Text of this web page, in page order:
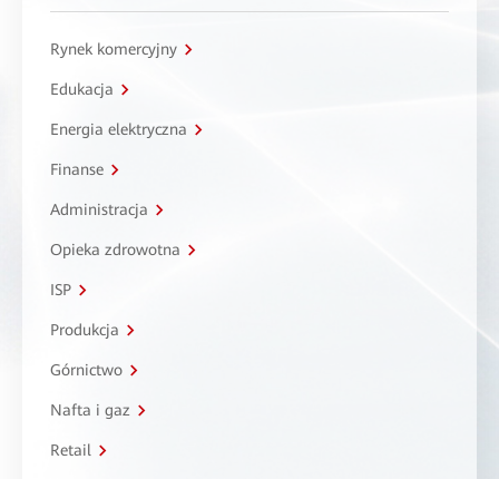
Rynek komercyjny
Edukacja
Energia elektryczna
Finanse
Administracja
Opieka zdrowotna
ISP
Produkcja
Górnictwo
Nafta i gaz
Retail